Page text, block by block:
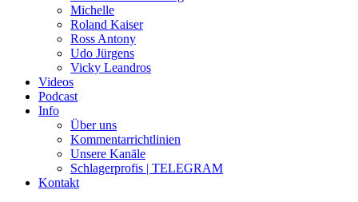
Michelle
Roland Kaiser
Ross Antony
Udo Jürgens
Vicky Leandros
Videos
Podcast
Info
Über uns
Kommentarrichtlinien
Unsere Kanäle
Schlagerprofis | TELEGRAM
Kontakt